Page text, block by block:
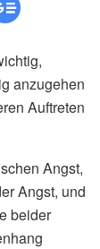
anzugehen
Auftreten
Angst,
Angst, und
beider